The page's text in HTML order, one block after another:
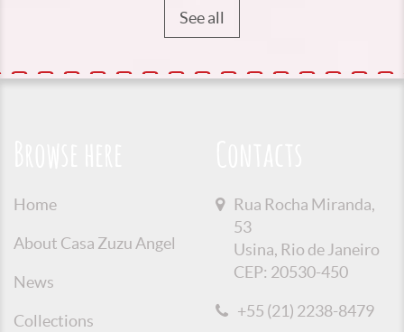
See all
Home
About Casa Zuzu Angel
News
Collections
Rua Rocha Miranda,
53
Usina, Rio de Janeiro
CEP: 20530-450
+55 (21) 2238-8479